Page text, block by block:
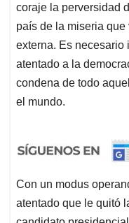
coraje la perversidad
país de la miseria
externa. Es necesario
atentado a la
condena de todo
el mundo.
Con un modus
atentado que le quitó